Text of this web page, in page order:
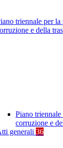
triennale per
e della
Piano
corruzione e
generali 36